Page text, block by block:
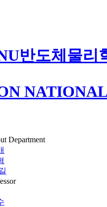
반도체물리
Department